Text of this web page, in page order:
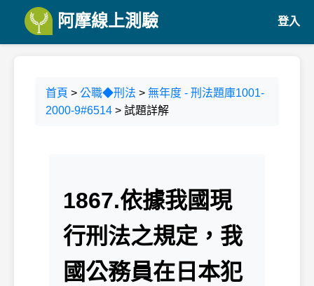
阿摩線上測驗 登入
首頁 > 公職◆刑法 > 無年度 - 刑法題庫1001-
2000-9#6514 > 試題詳解
1867.依據我國現
行刑法之規定，我
國公務員在日本犯